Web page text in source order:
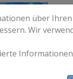
über
Wir